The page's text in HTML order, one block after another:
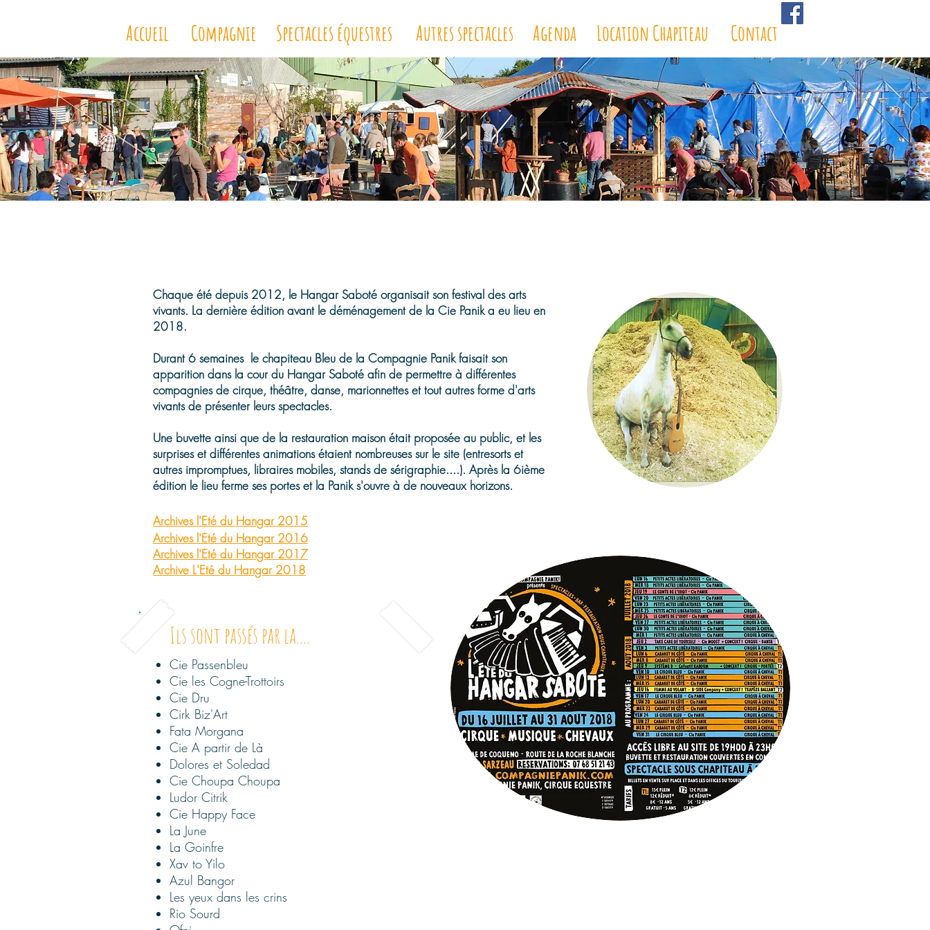
Accueil Compagnie Spectacles équestres Autres spectacles Agenda Location Chapiteau Contact
L'été du Hangar saboté
Chaque été depuis 2012, le Hangar Saboté organisait son festival des arts
vivants. La dernière édition avant le déménagement de la Cie Panik a eu lieu en
2018.
Durant 6 semaines le chapiteau Bleu de la Compagnie Panik faisait son
apparition dans la cour du Hangar Saboté afin de permettre à différentes
compagnies de cirque, théâtre, danse, marionnettes et tout autres forme d'arts
vivants de présenter leurs spectacles.
Une buvette ainsi que de la restauration maison était proposée au public, et les
surprises et différentes animations étaient nombreuses sur le site (entresorts et
autres impromptues, libraires mobiles, stands de sérigraphie....). Après la 6ième
édition le lieu ferme ses portes et la Panik s'ouvre à de nouveaux horizons.
Archives l'Eté du Hangar 2015
Archives l'Eté du Hangar 2016
Archives l'Eté du Hangar 2017
Archive L'Eté du Hangar 2018
Ils sont passés par la....
Cie Passenbleu
Cie les Cogne-Trottoirs
Cie Dru
Cirk Biz'Art
Fata Morgana
Cie A partir de Là
Dolores et Soledad
Cie Choupa Choupa
Ludor Citrik
Cie Happy Face
La June
La Goinfre
Xav to Yilo
Azul Bangor
Les yeux dans les crins
Rio Sourd